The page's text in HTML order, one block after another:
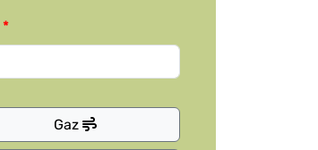
Gaz